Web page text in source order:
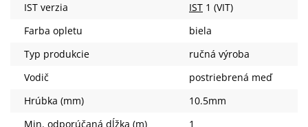
IST verzia IST 1 (VIT)
Farba opletu
biela
Typ produkcie
ručná výroba
Vodič
postriebrená meď
Hrúbka (mm)
10.5mm
Min. odporúčaná dĺžka (m)
1